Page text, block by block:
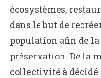
écosystèmes,
dans le but de
population afin de
préservation. De la
collectivité à décidé